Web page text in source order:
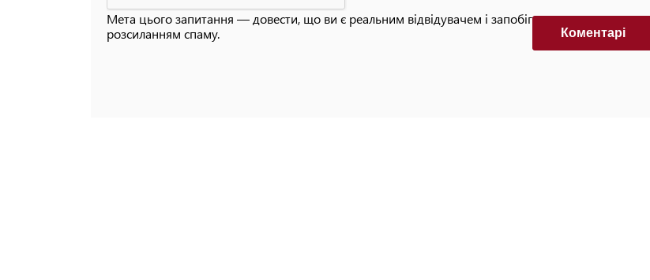
Мета цього запитання — довести, що ви є реальним відвідувачем і запобігти автоматизованим
розсиланням спаму.
Коментарi